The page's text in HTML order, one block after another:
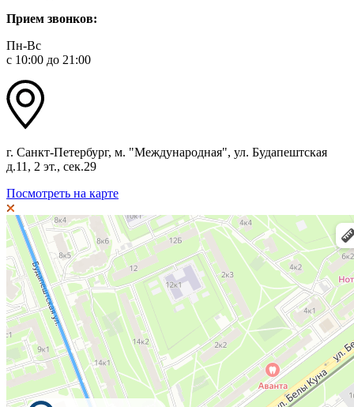
Прием звонков:
Пн-Вс
с 10:00 до 21:00
г. Санкт-Петербург, м. "Международная", ул. Будапештская
д.11, 2 эт., сек.29
Посмотреть на карте